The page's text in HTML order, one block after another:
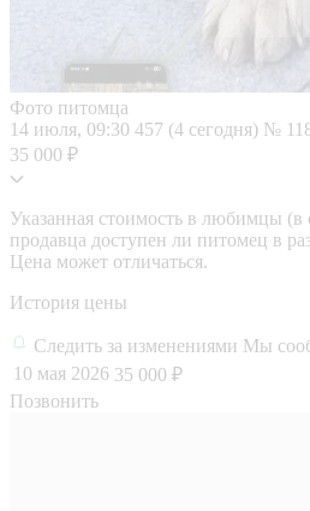
Фото питомца
14 июля, 09:30 457 (4 сегодня) №
35 000 ₽
Указанная стоимость в любимцы
продавца доступен ли питомец в
Цена может отличаться.
История цены
Следить за изменениями Мы
10 мая 2026 35 000 ₽
Позвонить